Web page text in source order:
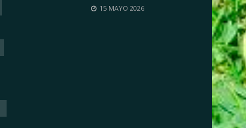
15 MAYO 2026